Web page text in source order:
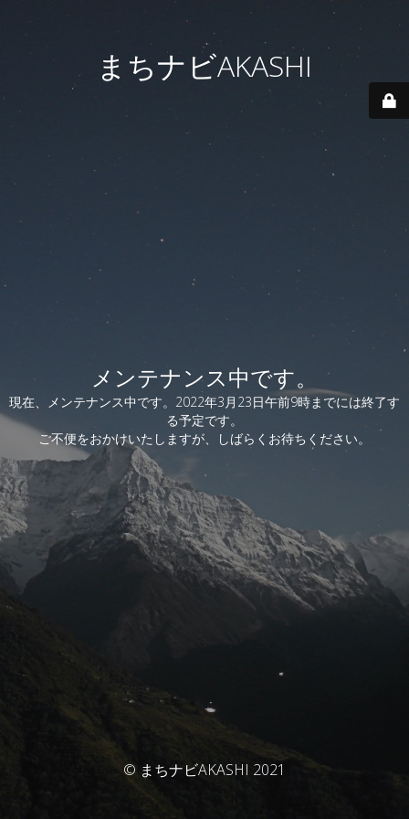
まちナビAKASHI
メンテナンス中です。
現在、メンテナンス中です。2022年3月23日午前9時までには終了す
る予定です。
ご不便をおかけいたしますが、しばらくお待ちください。
© まちナビAKASHI 2021